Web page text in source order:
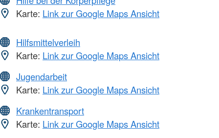
Karte: Link zur Google Maps Ansicht
Hilfsmittelverleih
Karte: Link zur Google Maps Ansicht
Jugendarbeit
Karte: Link zur Google Maps Ansicht
Krankentransport
Karte: Link zur Google Maps Ansicht